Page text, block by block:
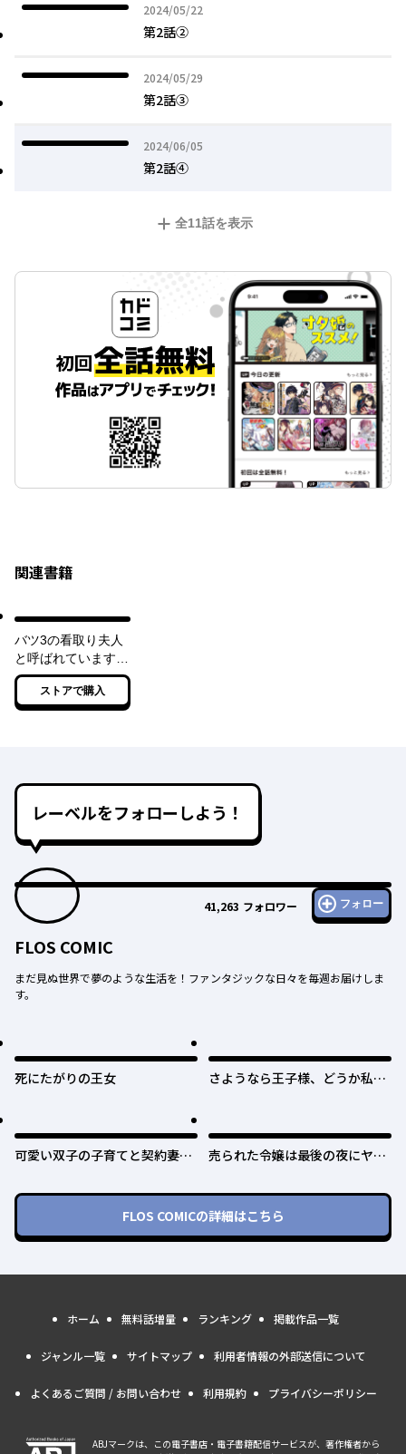
2024/05/22
2024年05月22日
第2話②
2024/05/29
2024年05月29日
第2話③
2024/06/05
2024年06月05日
第2話④
全11話を表示
関連書籍
バツ3の看取り夫人
と呼ばれていますの
で捨て置いてくださ
いませ【電子特典付
き】
ストアで購入
レーベルをフォローしよう！
41,263 フォロワー フォロー
FLOS COMIC
まだ見ぬ世界で夢のような生活を！ファンタジックな日々を毎週お届けしま
す。
死にたがりの王女
さようなら王子様、どうか私の
可愛い双子の子育てと契約妻は
売られた令嬢は最後の夜にヤリ
ていると、迎えに来たのは激重
王子様でした〜
FLOS COMICの詳細はこちら
ホーム 無料話増量 ランキング 掲載作品一覧
ジャンル一覧 サイトマップ 利用者情報の外部送信について
よくあるご質問 / お問い合わせ 利用規約 プライバシーポリシー
ABJマークは、この電子書店・電子書籍配信サービスが、著作権者から